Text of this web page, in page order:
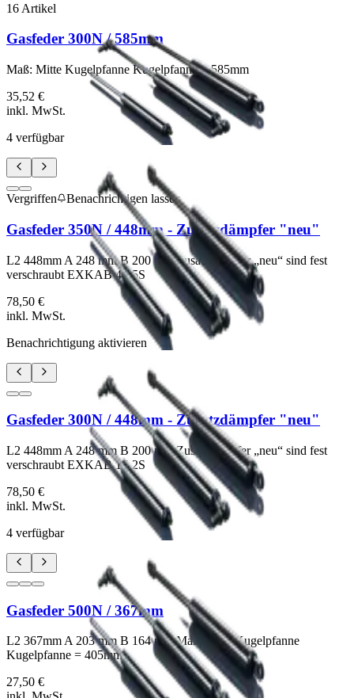
16 Artikel
Gasfeder 300N / 585mm
Maß: Mitte Kugelpfanne Kugelpfanne = 585mm
35,52 €
inkl. MwSt.
4 verfügbar
Vergriffen Benachrichtigen lassen
Gasfeder 350N / 448mm - Zusatzdämpfer "neu"
L2 448mm A 248 mm B 200 mm Zusatzdämpfer „neu“ sind fest
verschraubt EXKAB 4S 5S
78,50 €
inkl. MwSt.
Benachrichtigung aktivieren
Gasfeder 300N / 448mm - Zusatzdämpfer "neu"
L2 448mm A 248 mm B 200 mm Zusatzdämpfer „neu“ sind fest
verschraubt EXKAB 1S 2S
78,50 €
inkl. MwSt.
4 verfügbar
Gasfeder 500N / 367mm
L2 367mm A 203 mm B 164 mm Maß: Mitte Kugelpfanne
Kugelpfanne = 405mm
27,50 €